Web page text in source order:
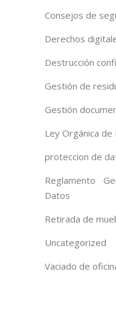
Consejos de
Derechos
Destrucción
Gestión de
Gestión
Ley Orgánica
proteccion de
Reglamento
Datos
Retirada de
Uncategorized
Vaciado de